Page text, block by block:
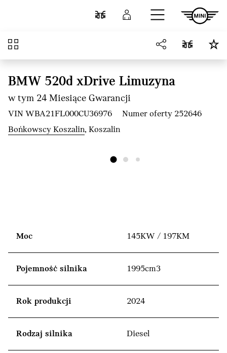
Przejdź do głównej treści
Porównaj Zaloguj się
Przegląd
BMW 520d xDrive Limuzyna
w tym 24 Miesiące Gwarancji
VIN WBA21FL000CU36976
Numer oferty 252646
Bońkowscy Koszalin, Koszalin
Moc 145KW / 197KM
Pojemność silnika 1995cm3
Rok produkcji 2024
Rodzaj silnika Diesel